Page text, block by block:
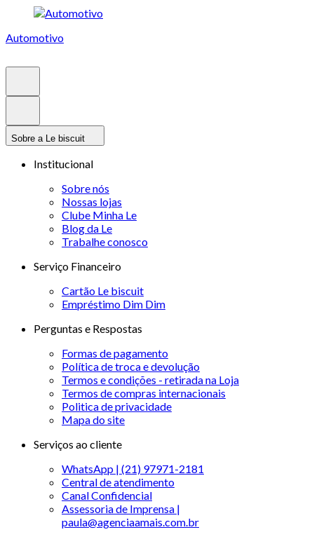
Automotivo
Sobre a Le biscuit
Institucional
Sobre nós
Nossas lojas
Clube Minha Le
Blog da Le
Trabalhe conosco
Serviço Financeiro
Cartão Le biscuit
Empréstimo Dim Dim
Perguntas e Respostas
Formas de pagamento
Política de troca e devolução
Termos e condições - retirada na Loja
Termos de compras internacionais
Politica de privacidade
Mapa do site
Serviços ao cliente
WhatsApp | (21) 97971-2181
Central de atendimento
Canal Confidencial
Assessoria de Imprensa |
paula@agenciaamais.com.br